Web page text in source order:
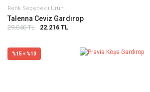
Renk Seçenekli Ürün
Talenna Ceviz Gardırop
29.040 TL 22.216 TL
%15 + %10